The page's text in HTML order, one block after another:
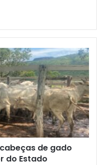
de gado
do Estado